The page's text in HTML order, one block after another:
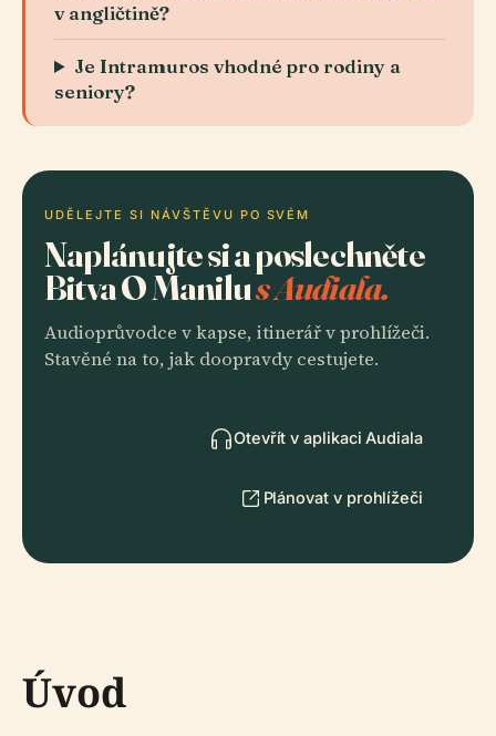
v angličtině?
Je Intramuros vhodné pro rodiny a
seniory?
UDĚLEJTE SI NÁVŠTĚVU PO SVÉM
Naplánujte si a poslechněte
Bitva O Manilus Audiala.
Audioprůvodce v kapse, itinerář v prohlížeči.
Stavěné na to, jak doopravdy cestujete.
Otevřít v aplikaci Audiala
Plánovat v prohlížeči
Úvod